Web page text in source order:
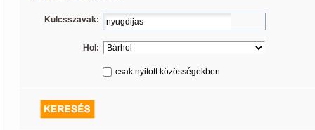
Kulcsszavak:
Hol:
csak nyitott közösségekben